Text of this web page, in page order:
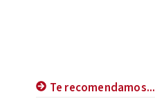
Te recomendamos...